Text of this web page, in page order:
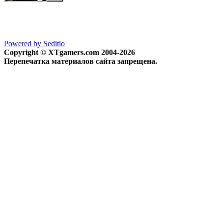
Powered by Seditio
Copyright © XTgamers.com 2004-2026
Перепечатка материалов сайта запрещена.